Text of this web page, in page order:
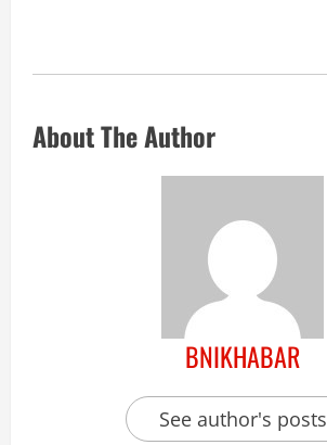
About The Author
BNIKHABAR
See author's posts